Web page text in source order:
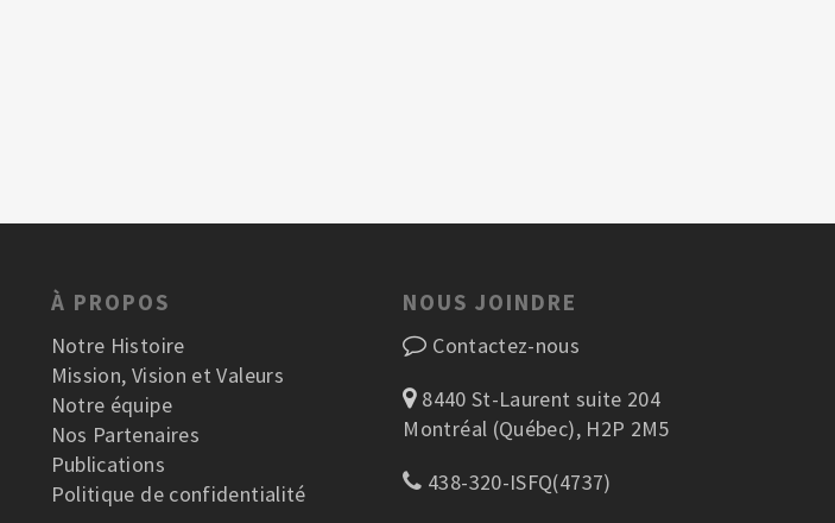
À PROPOS
Notre Histoire
Mission, Vision et Valeurs
Notre équipe
Nos Partenaires
Publications
Politique de confidentialité
NOUS JOINDRE
Contactez-nous
8440 St-Laurent suite 204
Montréal (Québec), H2P 2M5
438-320-ISFQ(4737)